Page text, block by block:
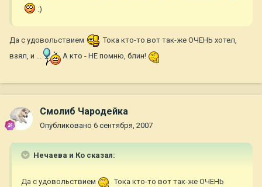
:)
Да с удовольствием
Тока кто-то вот так-же ОЧЕНЬ хотел,
взял, и ...
А кто - НЕ помню, блин!
Смолиб Чародейка
Опубликовано 6 сентября, 2007
Нечаева и Ко сказал:
Да с удовольствием
Тока кто-то вот так-же ОЧЕНЬ